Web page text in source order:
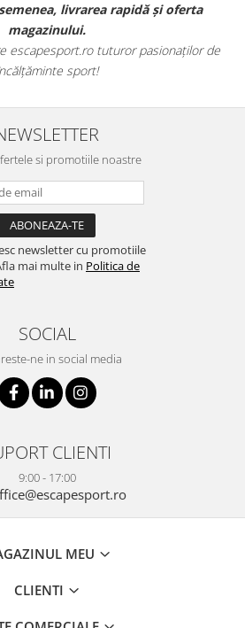
livrarea rapidă și oferta
magazinului.
escapesport.ro tuturor pasionaților de
sport!
si promotiile noastre
newsletter cu promotiile
mai multe in Politica de
SOCIAL
ne in social media
CLIENTI
9:00 - 17:00
MEU
CLIENTI